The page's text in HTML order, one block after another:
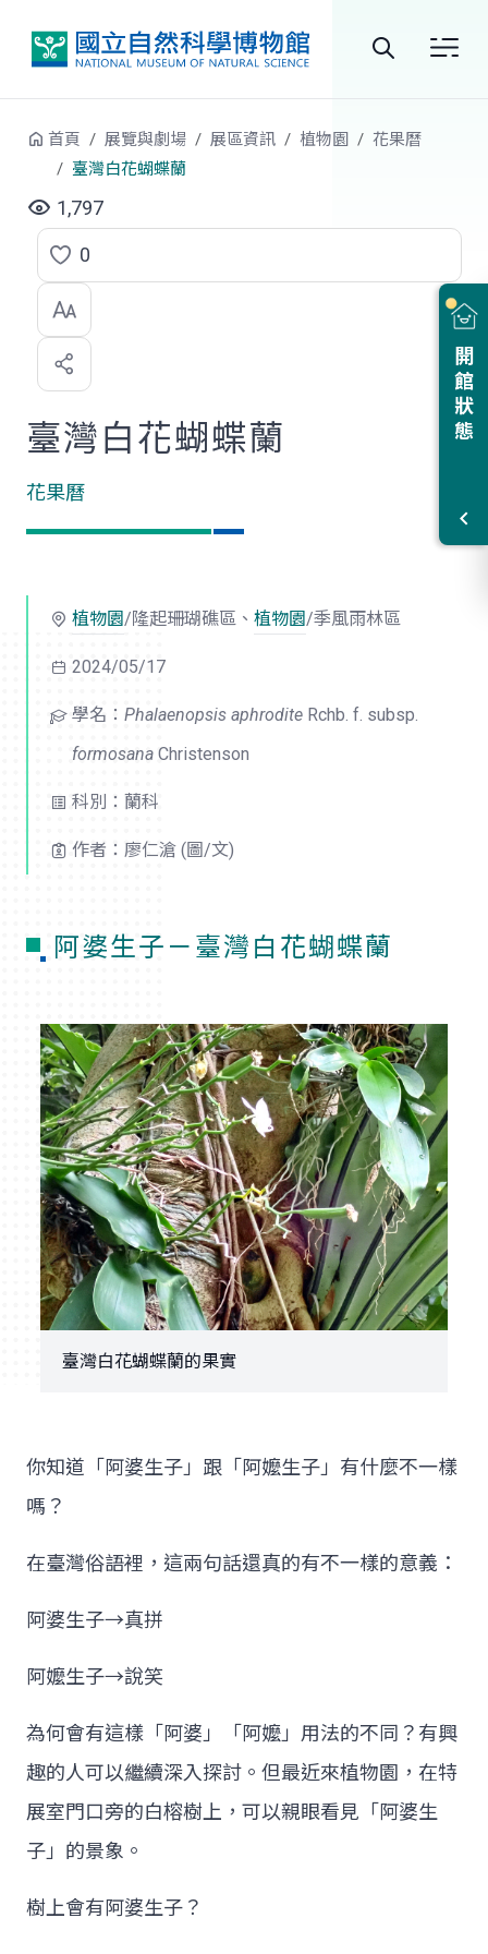
站
開館狀態
首頁 展覽與劇場 展區資訊 植物園
花果曆
臺灣白花蝴蝶蘭
1,797
點
選
喜
歡
0
臺灣白花蝴蝶蘭
花果曆
植物園/隆起珊瑚礁區、 植物園/季風雨林區
2024/05/17
學名： Phalaenopsis aphrodite Rchb. f. subsp.
formosana Christenson
科別：蘭科
作者：廖仁滄 (圖/文)
阿婆生子－臺灣白花蝴蝶蘭
臺灣白花蝴蝶蘭的果實
你知道「阿婆生子」跟「阿嬤生子」有什麼不一樣
嗎？
在臺灣俗語裡，這兩句話還真的有不一樣的意義：
阿婆生子→真拼
阿嬤生子→說笑
為何會有這樣「阿婆」「阿嬤」用法的不同？有興
趣的人可以繼續深入探討。但最近來植物園，在特
展室門口旁的白榕樹上，可以親眼看見「阿婆生
子」的景象。
樹上會有阿婆生子？